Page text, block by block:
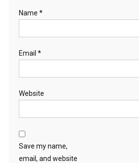
Name *
Email *
Website
Save my name,
email, and website